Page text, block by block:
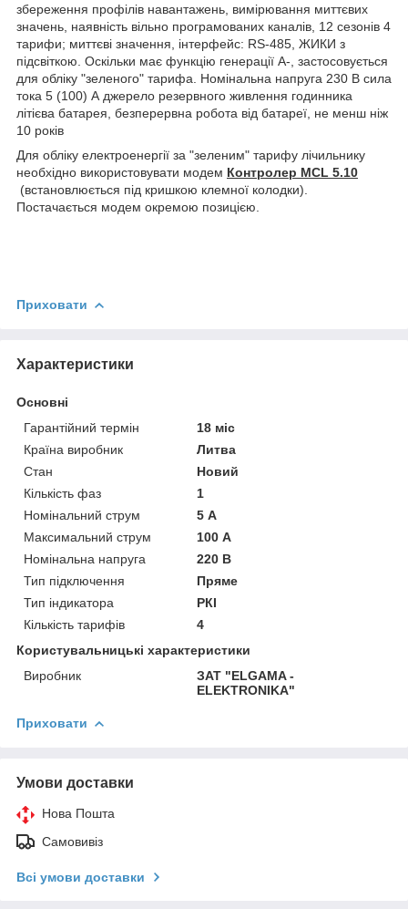
збереження профілів навантажень, вимірювання миттєвих
значень, наявність вільно програмованих каналів, 12 сезонів 4
тарифи; миттєві значення, інтерфейс: RS-485, ЖИКИ з
підсвіткою. Оскільки має функцію генерації А-, застосовується
для обліку "зеленого" тарифа. Номінальна напруга 230 В сила
тока 5 (100) А джерело резервного живлення годинника
літієва батарея, безперервна робота від батареї, не менш ніж
10 років
Для обліку електроенергії за "зеленим" тарифу лічильнику
необхідно використовувати модем Контролер MCL 5.10
(встановлюється під кришкою клемної колодки).
Постачається модем окремою позицією.
Приховати
Характеристики
Основні
Гарантійний термін
18 міс
Країна виробник
Литва
Стан
Новий
Кількість фаз
1
Номінальний струм
5 А
Максимальний струм
100 А
Номінальна напруга
220 В
Тип підключення
Пряме
Тип індикатора
РКІ
Кількість тарифів
4
Користувальницькі характеристики
Виробник
ЗАТ "ELGAMA -
ELEKTRONIKA"
Приховати
Умови доставки
Нова Пошта
Самовивіз
Всі умови доставки